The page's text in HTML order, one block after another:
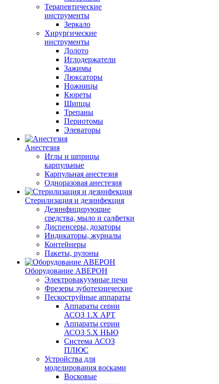
Терапевтические
инструменты
Зеркало
Хирургические
инструменты
Долото
Иглодержатели
Зажимы
Люксаторы
Ножницы
Кюреты
Шипцы
Трепаны
Периотомы
Элеваторы
Анестезия
Иглы и шприцы
карпульные
Карпульная анестезия
Одноразовая анестезия
Стерилизация и дезинфекция
Дезинфицирующие
средства, мыло и салфетки
Диспенсеры, дозаторы
Индикаторы, журналы
Контейнеры
Пакеты, рулоны
Оборудование АВЕРОН
Электровакуумные печи
Фрезеры зуботехнические
Пескоструйные аппараты
Аппараты серии
АСОЗ 1.Х АРТ
Аппараты серии
АСОЗ 5.Х НЬЮ
Система АСОЗ
ПЛЮС
Устройства для
моделирования восками
Восковые